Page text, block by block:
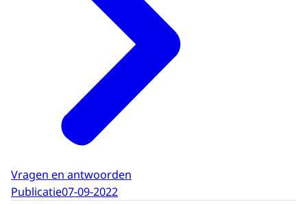
Vragen en antwoorden
Publicatie07-09-2022